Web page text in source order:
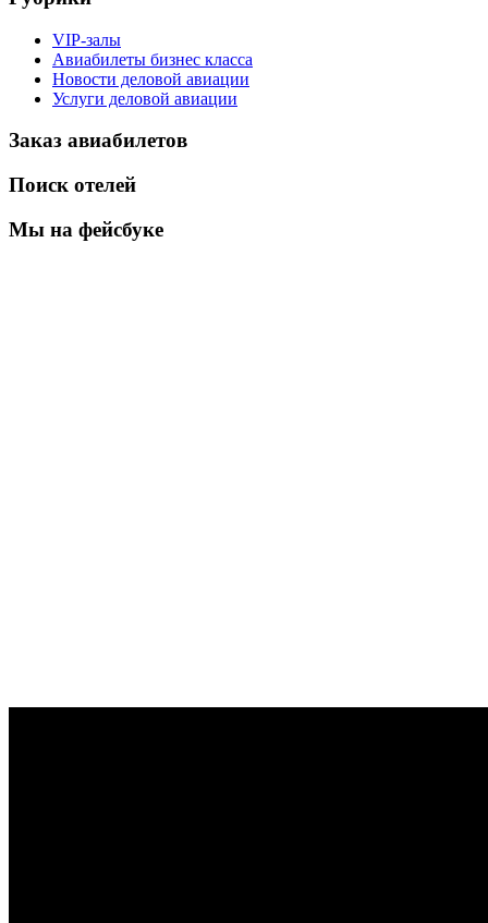
VIP-залы
Авиабилеты бизнес класса
Новости деловой авиации
Услуги деловой авиации
Заказ авиабилетов
Поиск отелей
Мы на фейсбуке